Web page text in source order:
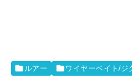
ルアー ワイヤーベイト/ジ